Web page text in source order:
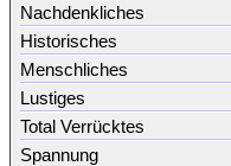
Nachdenkliches
Historisches
Menschliches
Lustiges
Total Verrücktes
Spannung